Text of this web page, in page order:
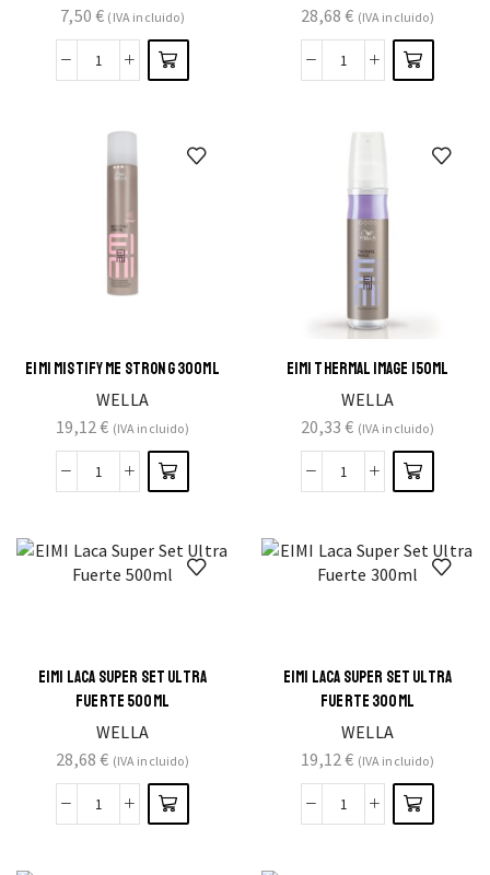
7,50€ (IVA incluido)
28,68€ (IVA incluido)
EIMI MISTIFY ME STRONG 300ML
WELLA
19,12€ (IVA incluido)
EIMI THERMAL IMAGE 150ML
WELLA
20,33€ (IVA incluido)
EIMI LACA SUPER SET ULTRA
FUERTE 500ML
WELLA
28,68€ (IVA incluido)
EIMI LACA SUPER SET ULTRA
FUERTE 300ML
WELLA
19,12€ (IVA incluido)